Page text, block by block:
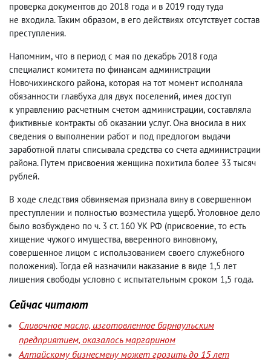
проверка документов до 2018 года и в 2019 году туда
не входила. Таким образом, в его действиях отсутствует состав
преступления.
Напомним, что в период с мая по декабрь 2018 года
специалист комитета по финансам администрации
Новочихинского района, которая на тот момент исполняла
обязанности главбуха для двух поселений, имея доступ
к управлению расчетным счетом администрации, составляла
фиктивные контракты об оказании услуг. Она вносила в них
сведения о выполнении работ и под предлогом выдачи
заработной платы списывала средства со счета администрации
района. Путем присвоения женщина похитила более 33 тысяч
рублей.
В ходе следствия обвиняемая признала вину в совершенном
преступлении и полностью возместила ущерб. Уголовное дело
было возбуждено по ч. 3 ст. 160 УК РФ (присвоение, то есть
хищение чужого имущества, вверенного виновному,
совершенное лицом с использованием своего служебного
положения). Тогда ей назначили наказание в виде 1,5 лет
лишения свободы условно с испытательным сроком 1,5 года.
Сейчас читают
Сливочное масло, изготовленное барнаульским
предприятием, оказалось маргарином
Алтайскому бизнесмену может грозить до 15 лет